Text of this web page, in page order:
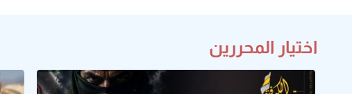
اختيار المحررين